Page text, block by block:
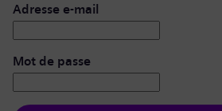
Se connecter : nom d’utilisateur et
Adresse e-mail
Mot de passe